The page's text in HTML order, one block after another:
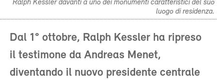
Ralph Kessler davanti a uno dei monumenti caratteristici del suo
luogo di residenza.
Dal 1° ottobre, Ralph Kessler ha ripreso
il testimone da Andreas Menet,
diventando il nuovo presidente centrale